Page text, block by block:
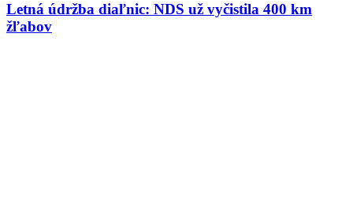
Letná údržba diaľnic: NDS už vyčistila 400 km
žľabov